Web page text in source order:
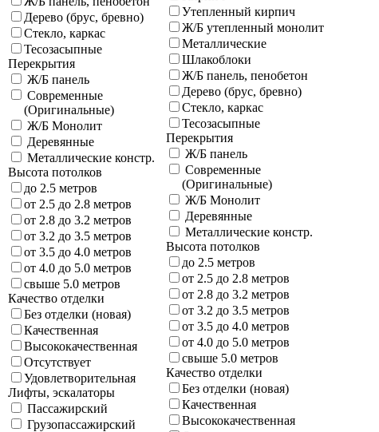
Дерево (брус, бревно)
Стекло, каркас
Тесозасыпные
Перекрытия
Ж/Б панель
Современные
(Оригинальные)
Ж/Б Монолит
Деревянные
Металлические констр.
Высота потолков
до 2.5 метров
от 2.5 до 2.8 метров
от 2.8 до 3.2 метров
от 3.2 до 3.5 метров
от 3.5 до 4.0 метров
от 4.0 до 5.0 метров
свыше 5.0 метров
Качество отделки
Без отделки (новая)
Качественная
Высококачественная
Отсутствует
Удовлетворительная
Лифты, эскалаторы
Пассажирский
Грузопассажирский
Утепленный кирпич
Ж/Б утепленный монолит
Металлические
Шлакоблоки
Ж/Б панель, пенобетон
Дерево (брус, бревно)
Стекло, каркас
Тесозасыпные
Перекрытия
Ж/Б панель
Современные
(Оригинальные)
Ж/Б Монолит
Деревянные
Металлические констр.
Высота потолков
до 2.5 метров
от 2.5 до 2.8 метров
от 2.8 до 3.2 метров
от 3.2 до 3.5 метров
от 3.5 до 4.0 метров
от 4.0 до 5.0 метров
свыше 5.0 метров
Качество отделки
Без отделки (новая)
Качественная
Высококачественная